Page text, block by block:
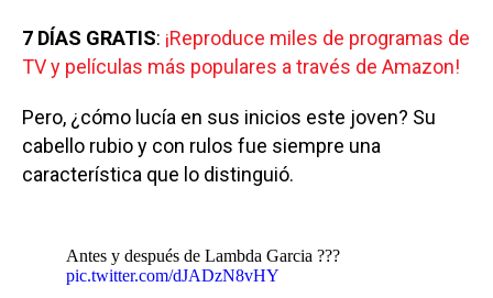
7 DÍAS GRATIS: ¡Reproduce miles de programas de
TV y películas más populares a través de Amazon!
Pero, ¿cómo lucía en sus inicios este joven? Su
cabello rubio y con rulos fue siempre una
característica que lo distinguió.
Antes y después de Lambda Garcia ???
pic.twitter.com/dJADzN8vHY